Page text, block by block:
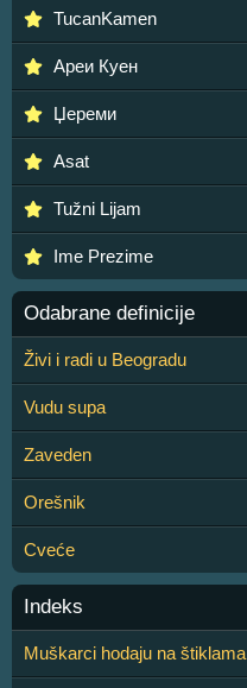
TucanKamen
Ареи Куен
Џереми
Asat
Tužni Lijam
Ime Prezime
Odabrane definicije
Živi i radi u Beogradu
Vudu supa
Zaveden
Orešnik
Cveće
Indeks
Muškarci hodaju na štiklama